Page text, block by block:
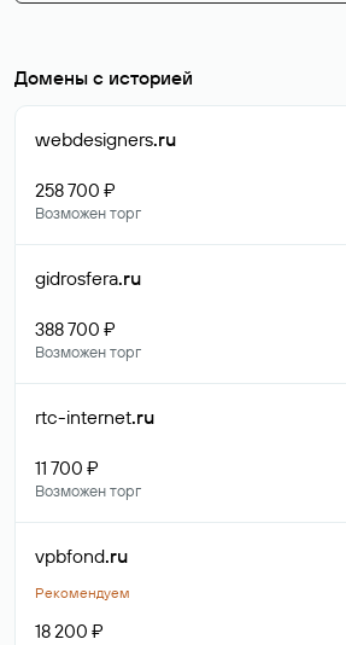
Домены с историей
webdesigners.ru
258 700 ₽
Возможен торг
gidrosfera.ru
388 700 ₽
Возможен торг
rtc-internet.ru
11 700 ₽
Возможен торг
vpbfond.ru
Рекомендуем
18 200 ₽